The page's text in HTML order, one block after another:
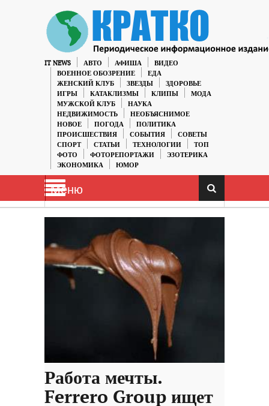
IT NEWS АВТО АФИША
ВИДЕО
ВОЕННОЕ ОБОЗРЕНИЕ
ЕДА
ЖЕНСКИЙ КЛУБ
ЗВЕЗДЫ
ЗДОРОВЬЕ
ИГРЫ
КАТАКЛИЗМЫ КЛИПЫ
МОДА
МУЖСКОЙ КЛУБ
НАУКА
НЕДВИЖИМОСТЬ
НЕОБЪЯСНИМОЕ
НОВОЕ
ПОГОДА
ПОЛИТИКА
ПРОИСШЕСТВИЯ
СОБЫТИЯ
СОВЕТЫ
СПОРТ
СТАТЬИ ТЕХНОЛОГИИ
ТОП
ФОТО
ФОТОРЕПОРТАЖИ
ЭЗОТЕРИКА
ЭКОНОМИКА
ЮМОР
Меню
Работа мечты.
Ferrero Group ищет